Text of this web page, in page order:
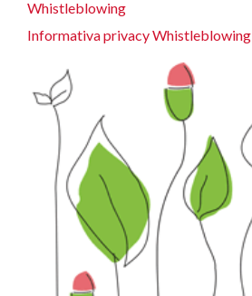
Whistleblowing
Informativa privacy Whistleblowing